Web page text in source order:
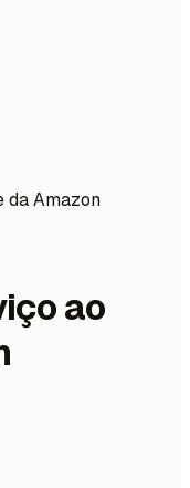
da Amazon
ao